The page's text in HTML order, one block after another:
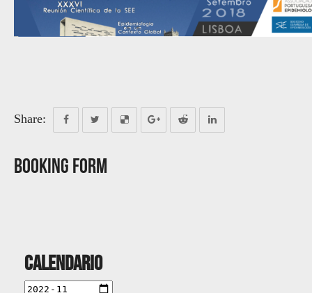
Share:
Booking Form
Calendario